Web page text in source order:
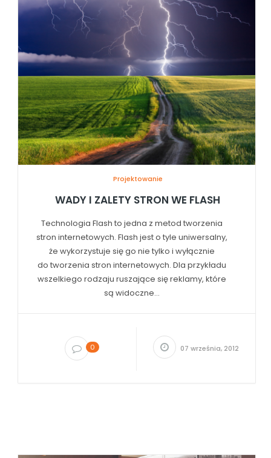
Projektowanie
WADY I ZALETY STRON WE FLASH
Technologia Flash to jedna z metod tworzenia
stron internetowych. Flash jest o tyle uniwersalny,
że wykorzystuje się go nie tylko i wyłącznie
do tworzenia stron internetowych. Dla przykładu
wszelkiego rodzaju ruszające się reklamy, które
są widoczne...
0 07 września, 2012